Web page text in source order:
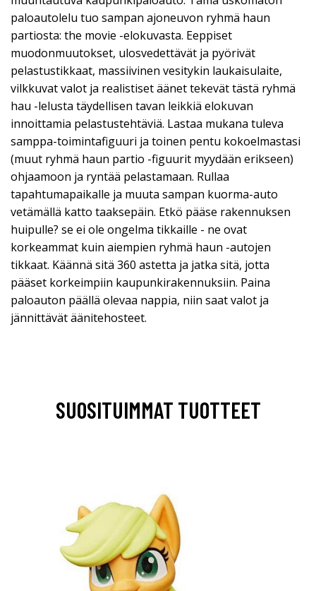
paloautolelu tuo sampan ajoneuvon ryhmä haun
partiosta: the movie -elokuvasta. Eeppiset
muodonmuutokset, ulosvedettävät ja pyörivät
pelastustikkaat, massiivinen vesitykin laukaisulaite,
vilkkuvat valot ja realistiset äänet tekevät tästä ryhmä
hau -lelusta täydellisen tavan leikkiä elokuvan
innoittamia pelastustehtäviä. Lastaa mukana tuleva
samppa-toimintafiguuri ja toinen pentu kokoelmastasi
(muut ryhmä haun partio -figuurit myydään erikseen)
ohjaamoon ja ryntää pelastamaan. Rullaa
tapahtumapaikalle ja muuta sampan kuorma-auto
vetämällä katto taaksepäin. Etkö pääse rakennuksen
huipulle? se ei ole ongelma tikkaille - ne ovat
korkeammat kuin aiempien ryhmä haun -autojen
tikkaat. Käännä sitä 360 astetta ja jatka sitä, jotta
pääset korkeimpiin kaupunkirakennuksiin. Paina
paloauton päällä olevaa nappia, niin saat valot ja
jännittävät äänitehosteet.
SUOSITUIMMAT TUOTTEET